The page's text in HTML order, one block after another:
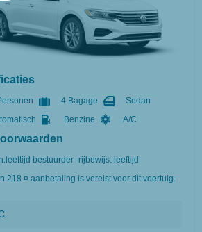
4 Bagage
Sedan
Benzine A/C
bestuurder- rijbewijs: leeftijd
218 ¤ aanbetaling is vereist voor dit voertuig.